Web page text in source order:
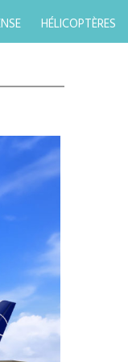
HÉLICOPTÈRES